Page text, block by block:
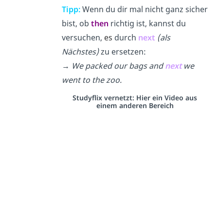
Tipp:Wenn du dir mal nicht ganz sicher
bist, ob then richtig ist, kannst du
versuchen, es durch next (als
Nächstes)zu ersetzen:
→ We packed our bags andnextwe
went to the zoo.
Studyflix vernetzt: Hier ein Video aus
einem anderen Bereich